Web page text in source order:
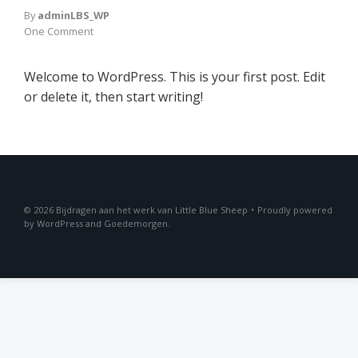
ByadminLBS_WP
One Comment
Welcome to WordPress. This is your first post. Edit
or delete it, then start writing!
2026 Bijdragen aan het werk van Little Blue Sheep • Proudly powered
by WordPress and Goedemorgen.